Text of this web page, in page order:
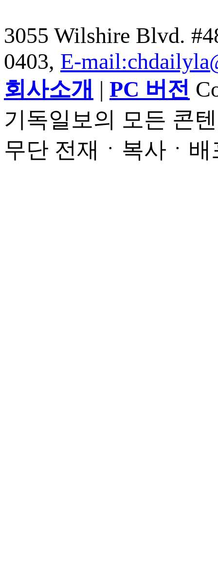
3055 Wilshire Blvd.
0403, E-
회사소개 | PC 버전
기독일보의 모든 콘
무단 전재ㆍ복사ㆍ